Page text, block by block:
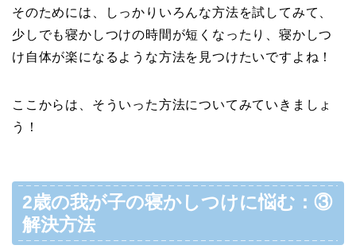
そのためには、しっかりいろんな方法を試してみて、
少しでも寝かしつけの時間が短くなったり、寝かしつ
け自体が楽になるような方法を見つけたいですよね！
ここからは、そういった方法についてみていきましょ
う！
2歳の我が子の寝かしつけに悩む：③
解決方法